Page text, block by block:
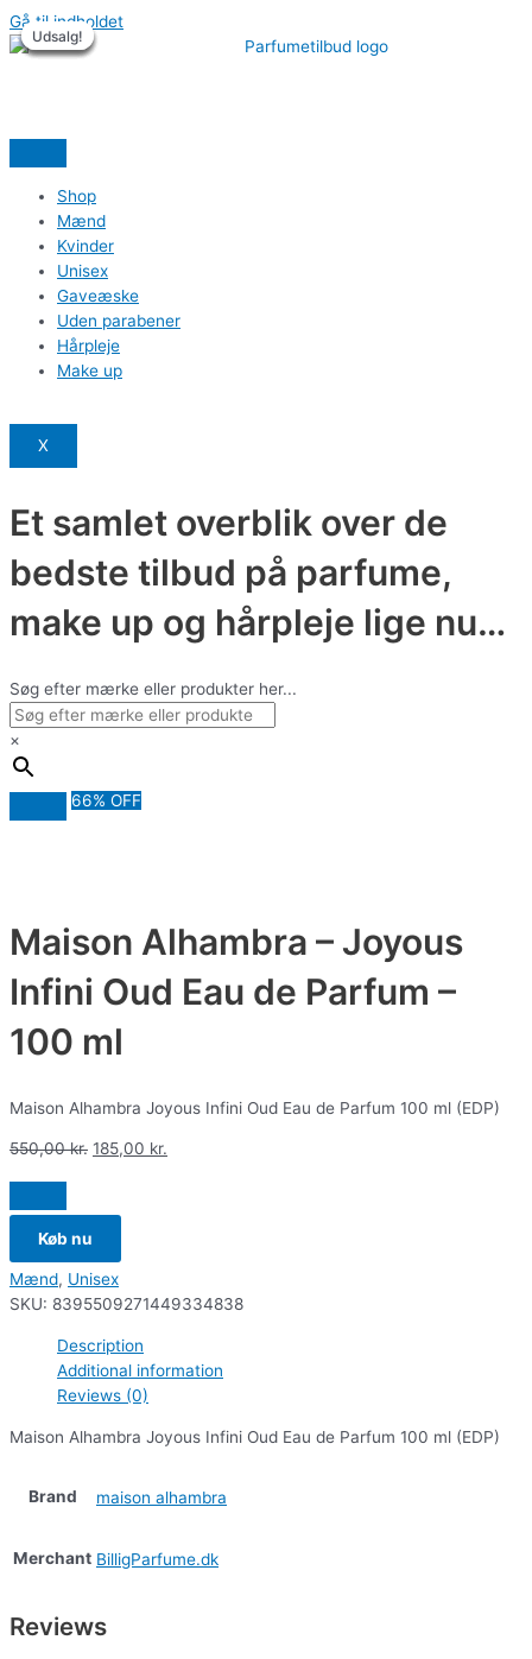
Gå til indholdet
Shop
Mænd
Kvinder
Unisex
Gaveæske
Uden parabener
Hårpleje
Make up
X
Et samlet overblik over de
bedste tilbud på parfume,
make up og hårpleje lige nu…
Søg efter mærke eller produkter her...
×
66% OFF
Maison Alhambra – Joyous
Infini Oud Eau de Parfum –
100 ml
Maison Alhambra Joyous Infini Oud Eau de Parfum 100 ml (EDP)
550,00kr. 185,00 kr.
Køb nu
Mænd, Unisex
SKU: 8395509271449334838
Description
Additional information
Reviews (0)
Maison Alhambra Joyous Infini Oud Eau de Parfum 100 ml (EDP)
Brand maison alhambra
Merchant BilligParfume.dk
Reviews
Udsalg!
Udsalg!
Udsalg!
Udsalg!
Udsalg!
Udsalg!